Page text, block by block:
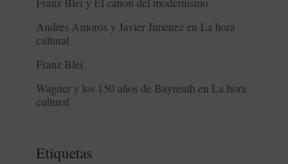
Andrés Amorós y Javier Jiménez en La hora
cultural
Franz Blei
Wagner y los 150 años de Bayreuth en La hora
cultural
Etiquetas